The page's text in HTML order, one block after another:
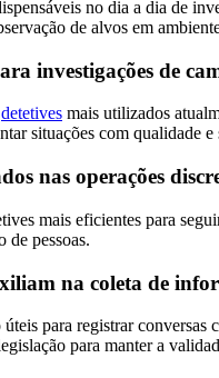
no dia a dia de
de alvos em
investigações de
detetives mais utilizados
situações com qualidade e
nas operações
mais eficientes para
de pessoas.
na coleta de
para registrar
para manter a